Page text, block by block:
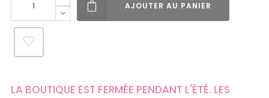
AJOUTER AU PANIER
LA BOUTIQUE EST FERMÉE PENDANT L'ÉTÉ. LES